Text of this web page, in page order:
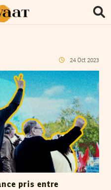
24 Oct 2023
pris entre